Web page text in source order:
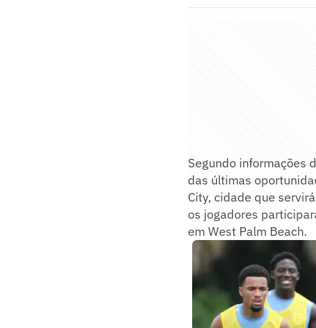
Segundo informações
das últimas
City, cidade que
os jogadores
em West Palm Beach.